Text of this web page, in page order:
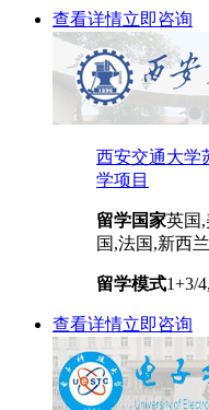
查看详情立即咨询
西安交通大学
学项目
留学国家英国
国,法国,新西
留学模式1+3/
查看详情立即咨询